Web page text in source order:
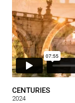
CENTURIES
2024